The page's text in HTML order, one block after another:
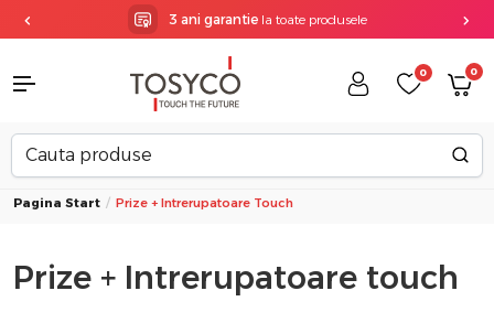
3 ani garantiela toate produsele
0 0
Pagina Start Prize + Intrerupatoare Touch
Prize + Intrerupatoare touch